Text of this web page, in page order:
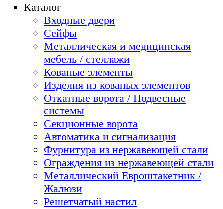
Каталог
Входные двери
Сейфы
Металлическая и медицинская
мебель / стеллажи
Кованые элементы
Изделия из кованых элементов
Откатные ворота / Подвесные
системы
Секционные ворота
Автоматика и сигнализация
Фурнитура из нержавеющей стали
Ограждения из нержавеющей стали
Металлический Евроштакетник /
Жалюзи
Решетчатый настил